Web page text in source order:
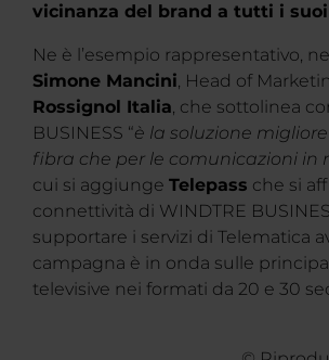
vicinanza del brand a tutti i
Ne è l’esempio rappresentativo,
Simone Mancini, Head of
Rossignol Italia, che sottolinea
BUSINESS “è la soluzione
fibra che per le comunicazioni in
cui si aggiunge Telepass che si
connettività di WINDTRE
supportare i servizi di Telematica
campagna è in onda sulle
televisive nei formati da 20 e 30